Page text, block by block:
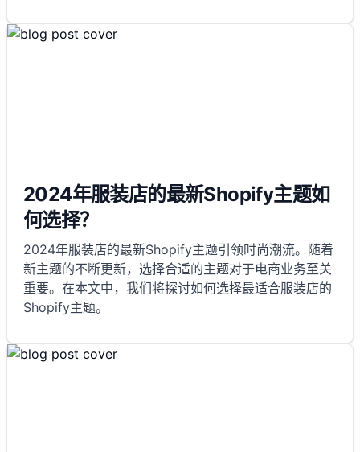
2024年服装店的最新Shopify主题如
何选择？
2024年服装店的最新Shopify主题引领时尚潮流。随着
新主题的不断更新，选择合适的主题对于电商业务至关
重要。在本文中，我们将探讨如何选择最适合服装店的
Shopify主题。